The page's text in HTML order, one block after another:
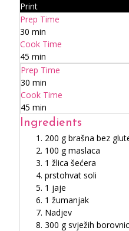
Print
Prep Time
30 min
Cook Time
45 min
Prep Time
30 min
Cook Time
45 min
Ingredients
200 g brašna bez
100 g maslaca
1 žlica šećera
prstohvat soli
1 jaje
1 žumanjak
Nadjev
300 g svježih